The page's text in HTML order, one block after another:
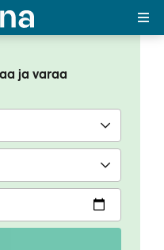
MAJAKKA-portaali
Äkkilähdöt
Suosikit
OTA YHTEYTTÄ
ja varaa